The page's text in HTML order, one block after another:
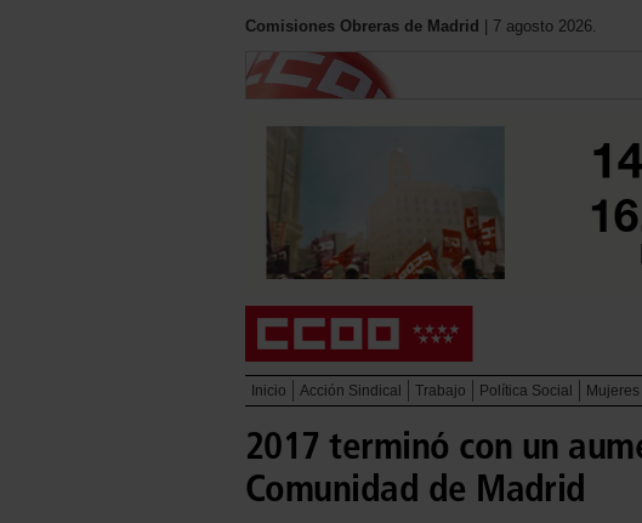
Comisiones Obreras de Madrid | 7 agosto 2026.
Inicio Acción Sindical Trabajo Política Social Mujeres
2017 terminó con un
Comunidad de Madrid